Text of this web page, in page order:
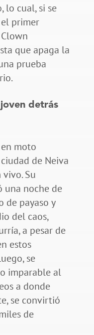
lo cual, si se
primer
que apaga la
prueba
detrás
moto
de Neiva
Su
una noche de
de payaso y
del caos,
a pesar de
estos
se
imparable al
a donde
se convirtió
de